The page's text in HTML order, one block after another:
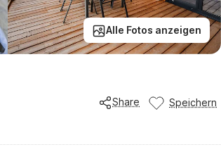
Alle Fotos anzeigen
Share Speichern